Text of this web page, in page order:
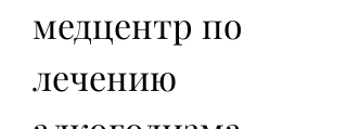
медцентр по
лечению